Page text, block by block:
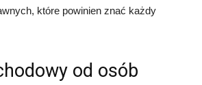
które powinien znać każdy
od osób